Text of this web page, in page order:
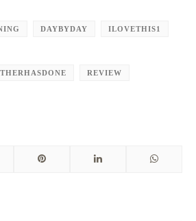
DAYBYDAY ILOVETHIS1
REVIEW